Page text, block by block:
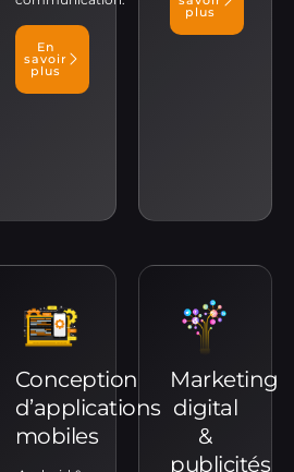
En
savoir
plus
plus
Conception
d’applications
mobiles
Marketing
digital
&
publicités